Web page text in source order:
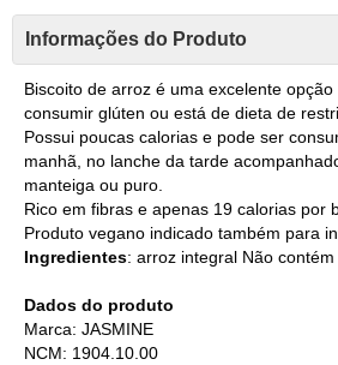
Informações do Produto
Biscoito de arroz é uma excelente
consumir glúten ou está de dieta de
Possui poucas calorias e pode ser
manhã, no lanche da tarde
manteiga ou puro.
Rico em fibras e apenas 19 calorias por
Produto vegano indicado também para
Ingredientes: arroz integral Não
Dados do produto
Marca: JASMINE
NCM: 1904.10.00